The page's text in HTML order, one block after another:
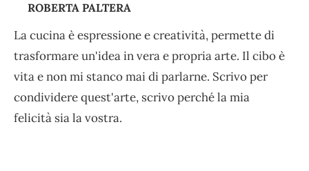
ROBERTA PALTERA
La cucina è espressione e creatività, permette di
trasformare un'idea in vera e propria arte. Il cibo è
vita e non mi stanco mai di parlarne. Scrivo per
condividere quest'arte, scrivo perché la mia
felicità sia la vostra.